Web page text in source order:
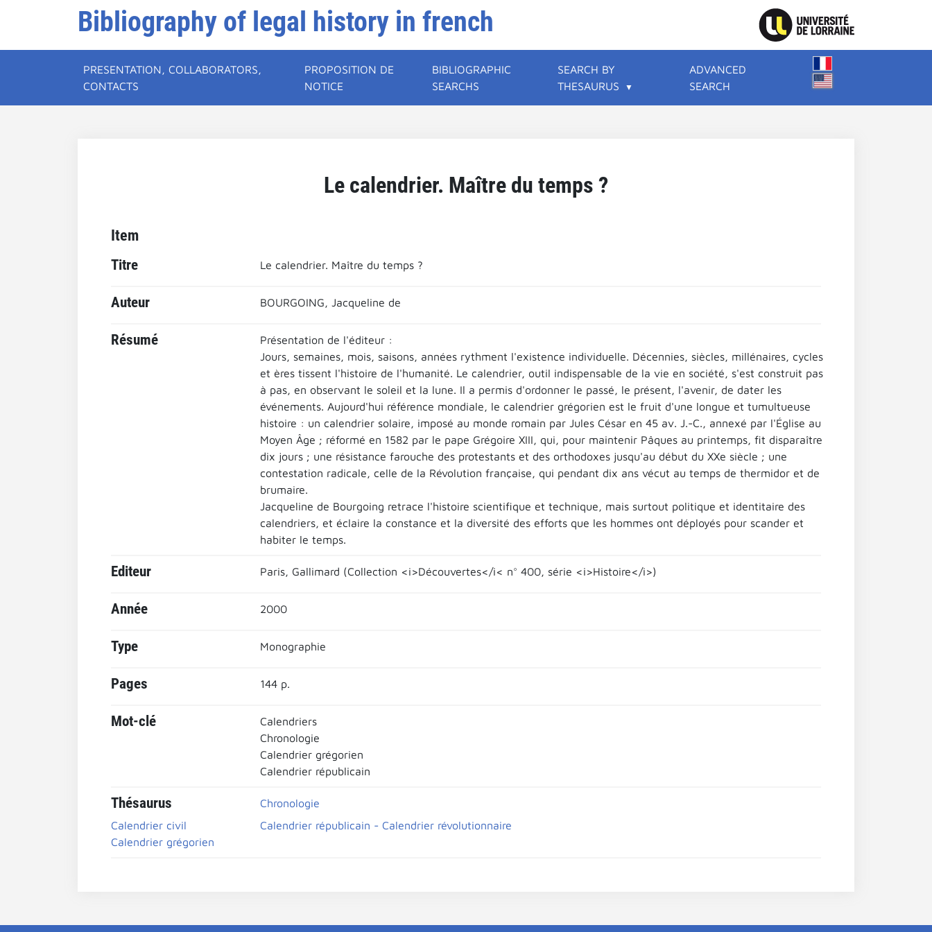
Bibliography of legal history in french
PRESENTATION, COLLABORATORS,
CONTACTS
PROPOSITION DE
NOTICE
BIBLIOGRAPHIC
SEARCHS
SEARCH BY
THESAURUS
ADVANCED
SEARCH
Le calendrier. Maître du temps ?
Item
Titre Le calendrier. Maître du temps ?
Auteur BOURGOING, Jacqueline de
Résumé
Présentation de l'éditeur :
Jours, semaines, mois, saisons, années rythment l'existence individuelle. Décennies, siècles, millénaires, cycles
et ères tissent l'histoire de l'humanité. Le calendrier, outil indispensable de la vie en société, s'est construit pas
à pas, en observant le soleil et la lune. Il a permis d'ordonner le passé, le présent, l'avenir, de dater les
événements. Aujourd'hui référence mondiale, le calendrier grégorien est le fruit d'une longue et tumultueuse
histoire : un calendrier solaire, imposé au monde romain par Jules César en 45 av. J.-C., annexé par l'Église au
Moyen Âge ; réformé en 1582 par le pape Grégoire XIII, qui, pour maintenir Pâques au printemps, fit disparaître
dix jours ; une résistance farouche des protestants et des orthodoxes jusqu'au début du XXe siècle ; une
contestation radicale, celle de la Révolution française, qui pendant dix ans vécut au temps de thermidor et de
brumaire.
Jacqueline de Bourgoing retrace l'histoire scientifique et technique, mais surtout politique et identitaire des
calendriers, et éclaire la constance et la diversité des efforts que les hommes ont déployés pour scander et
habiter le temps.
Editeur Paris, Gallimard (Collection <i>Découvertes</i< n° 400, série <i>Histoire</i>)
Année 2000
Type Monographie
Pages 144 p.
Mot-clé
Calendriers
Chronologie
Calendrier grégorien
Calendrier républicain
Thésaurus
Chronologie
Calendrier civil
Calendrier républicain - Calendrier révolutionnaire
Calendrier grégorien